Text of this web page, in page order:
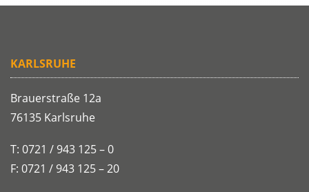
KARLSRUHE
Brauerstraße 12a
76135 Karlsruhe
T: 0721 / 943 125 – 0
F: 0721 / 943 125 – 20